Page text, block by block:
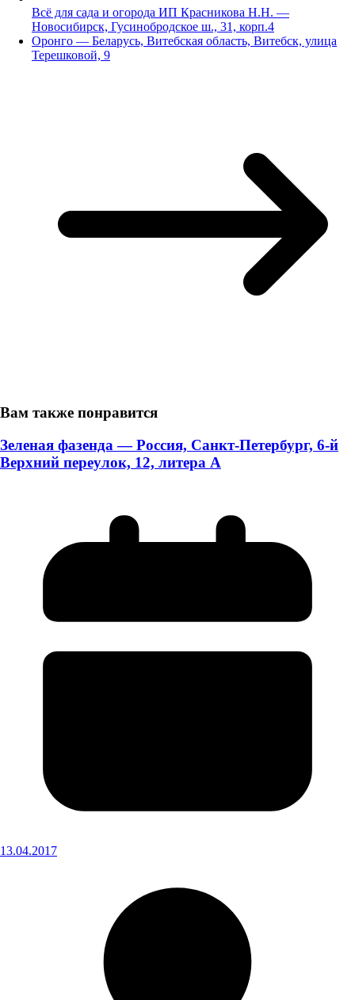
Всё для сада и огорода ИП Красникова Н.Н. —
Новосибирск, Гусинобродское ш., 31, корп.4
Оронго — Беларусь, Витебская область, Витебск, улица
Терешковой, 9
Вам также понравится
Зеленая фазенда — Россия, Санкт-Петербург, 6-й
Верхний переулок, 12, литера А
13.04.2017